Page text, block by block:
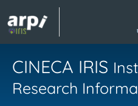
CINECA IRIS
Research